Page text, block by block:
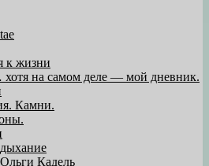
к жизни
на самом деле — мой дневник.
Камни.
Кадель